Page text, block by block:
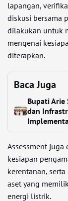
lapangan,
diskusi bersama
dilakukan untuk
mengenai
diterapkan.
Baca Juga
Bupati Arie
dan
Assessment
kesiapan
kerentanan, serta
aset yang
energi listrik.